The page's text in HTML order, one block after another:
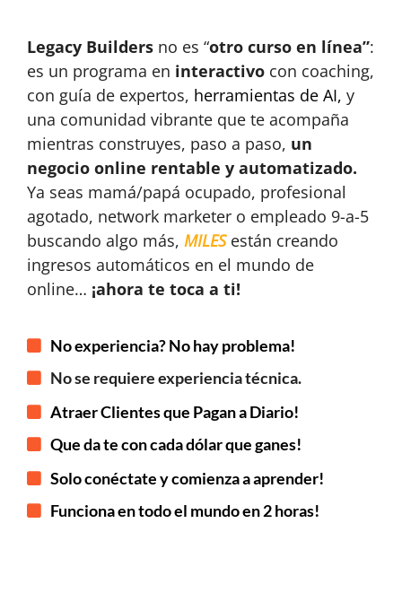
Legacy Builders no es “otro curso en línea”:
es un programa en interactivo con coaching,
con guía de expertos, herramientas de AI, y
una comunidad vibrante que te acompaña
mientras construyes, paso a paso, un
negocio online rentable y automatizado.
Ya seas mamá/papá ocupado, profesional
agotado, network marketer o empleado 9-a-5
buscando algo más, MILESestán creando
ingresos automáticos en el mundo de
online… ¡ahora te toca a ti!
No experiencia? No hay problema!
No se requiere experiencia técnica.
Atraer Clientes que Pagan a Diario!
Que da te con cada dólar que ganes!
Solo conéctate y comienza a aprender!
Funciona en todo el mundo en 2 horas!